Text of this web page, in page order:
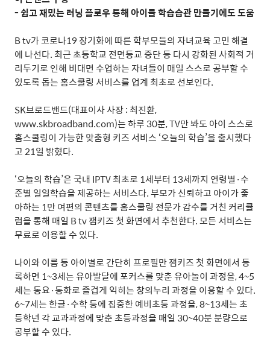
- 쉽고 재밌는 러닝 플로우 통해 아이들 학습습관 만들기에도 도움
B tv가 코로나19 장기화에 따른 학부모들의 자녀교육 고민 해결
에 나선다. 최근 초등학교 전면등교 중단 등 다시 강화된 사회적 거
리두기로 인해 비대면 수업하는 자녀들이 매일 스스로 공부할 수
있도록 돕는 홈스쿨링 서비스를 업계 최초로 선보인다.
SK브로드밴드(대표이사 사장: 최진환,
www.skbroadband.com)는 하루30분, TV만 봐도 아이 스스로
홈스쿨링이 가능한 맞춤형 키즈 서비스 ‘오늘의 학습’을 출시했다
고21일 밝혔다.
‘오늘의 학습’은 국내 IPTV최초로 1세부터 13세까지 연령별 ·수
준별 일일학습을 제공하는 서비스다.부모가 신뢰하고 아이가 좋
아하는 1만 여편의 콘텐츠를 홈스쿨링 전문가 감수를 거친 커리큘
럼을 통해 매일 B tv잼키즈 첫 화면에서 추천한다.모든 서비스는
무료로 이용할 수 있다.
나이와 이름 등 아이별로 간단히 프로필만 잼키즈 첫 화면에서 등
록하면 1~3세는 유아발달에 포커스를 맞춘 유아놀이 과정을, 4~5
세는 동요·동화로 즐겁게 익히는 창의누리 과정을 이용할 수 있다.
6~7세는 한글·수학 등에 집중한 예비초등 과정을, 8~13세는 초
등학년 각 교과과정에 맞춘 초등과정을 매일 30~40분 분량으로
공부할 수 있다.